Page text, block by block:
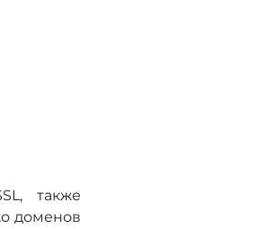
также
доменов